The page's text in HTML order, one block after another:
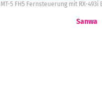
5 FH5 Fernsteuerung mit RX-493i
Sanwa